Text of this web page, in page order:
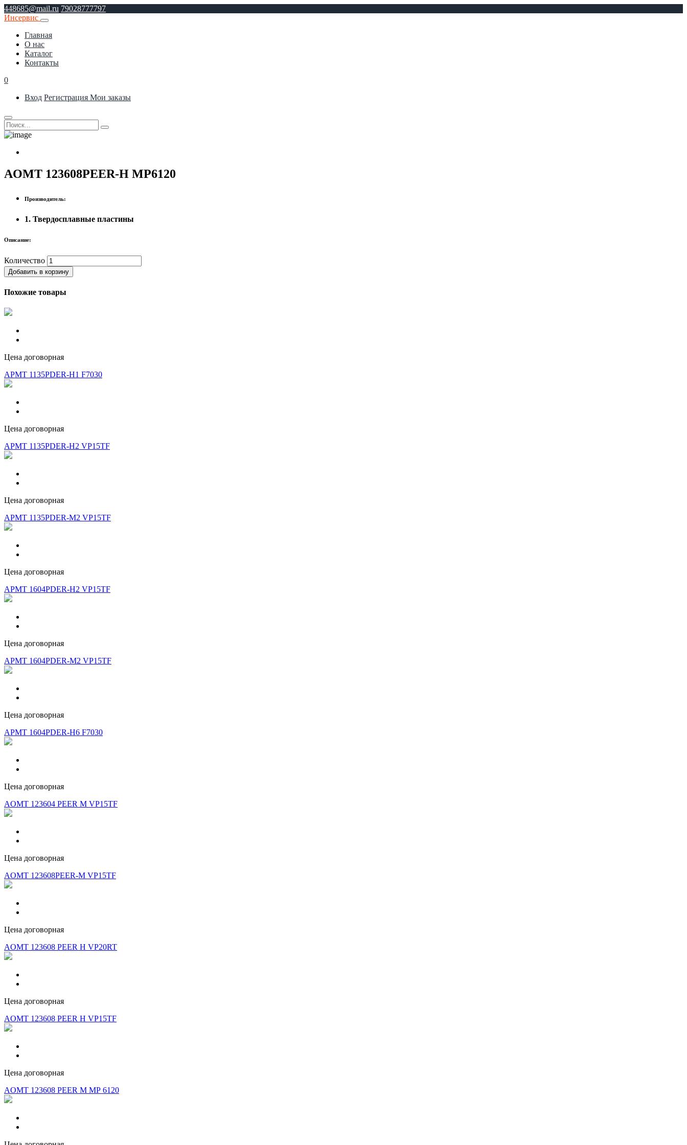
448685@mail.ru 79028777797
Инсервис
Главная
О нас
Каталог
Контакты
0
Вход Регистрация Мои заказы
AOMT 123608PEER-H MP6120
Производитель:
1. Твердосплавные пластины
Описание:
Количество
Добавить в корзину
Похожие товары
Цена договорная
APMT 1135PDER-H1 F7030
Цена договорная
APMT 1135PDER-H2 VP15TF
Цена договорная
APMT 1135PDER-M2 VP15TF
Цена договорная
APMT 1604PDER-H2 VP15TF
Цена договорная
APMT 1604PDER-M2 VP15TF
Цена договорная
APMT 1604PDER-H6 F7030
Цена договорная
AOMT 123604 PEER M VP15TF
Цена договорная
AOMT 123608PEER-M VP15TF
Цена договорная
AOMT 123608 PEER Н VP20RT
Цена договорная
AOMT 123608 PEER H VP15TF
Цена договорная
AOMT 123608 PEER M МР 6120